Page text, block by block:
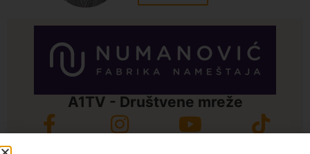
A1TV - Društvene mreže